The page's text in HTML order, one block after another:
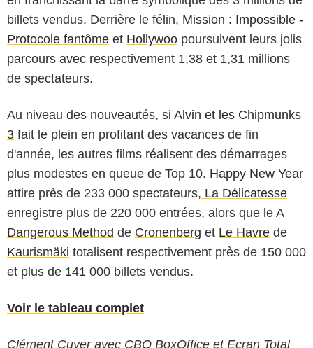
billets vendus. Derrière le félin, Mission : Impossible -
Protocole fantôme et Hollywoo poursuivent leurs jolis
parcours avec respectivement 1,38 et 1,31 millions
de spectateurs.
Au niveau des nouveautés, si Alvin et les Chipmunks
3 fait le plein en profitant des vacances de fin
d'année, les autres films réalisent des démarrages
plus modestes en queue de Top 10. Happy New Year
attire près de 233 000 spectateurs, La Délicatesse
enregistre plus de 220 000 entrées, alors que le A
Dangerous Method de Cronenberg et Le Havre de
Kaurismäki totalisent respectivement près de 150 000
et plus de 141 000 billets vendus.
Voir le tableau complet
Clément Cuyer avec CBO BoxOffice et Ecran Total